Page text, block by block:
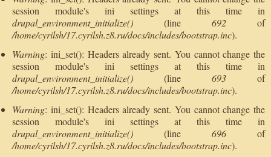
session module's ini settings at this time in
drupal_environment_initialize() (line 692 of
/home/cyrilsh/17.cyrilsh.z8.ru/docs/includes/bootstrap.inc).
Warning: ini_set(): Headers already sent. You cannot change the
session module's ini settings at this time in
drupal_environment_initialize() (line 693 of
/home/cyrilsh/17.cyrilsh.z8.ru/docs/includes/bootstrap.inc).
Warning: ini_set(): Headers already sent. You cannot change the
session module's ini settings at this time in
drupal_environment_initialize() (line 696 of
/home/cyrilsh/17.cyrilsh.z8.ru/docs/includes/bootstrap.inc).